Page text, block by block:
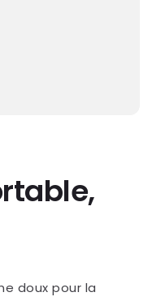
doux pour la